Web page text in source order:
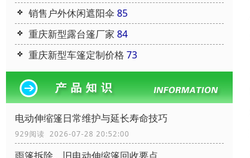
销售户外休闲遮阳伞 85
重庆新型露台篷厂家 84
重庆新型车篷定制价格 73
电动伸缩篷日常维护与延长寿命技巧
929阅读 2026-07-28 20:52:00